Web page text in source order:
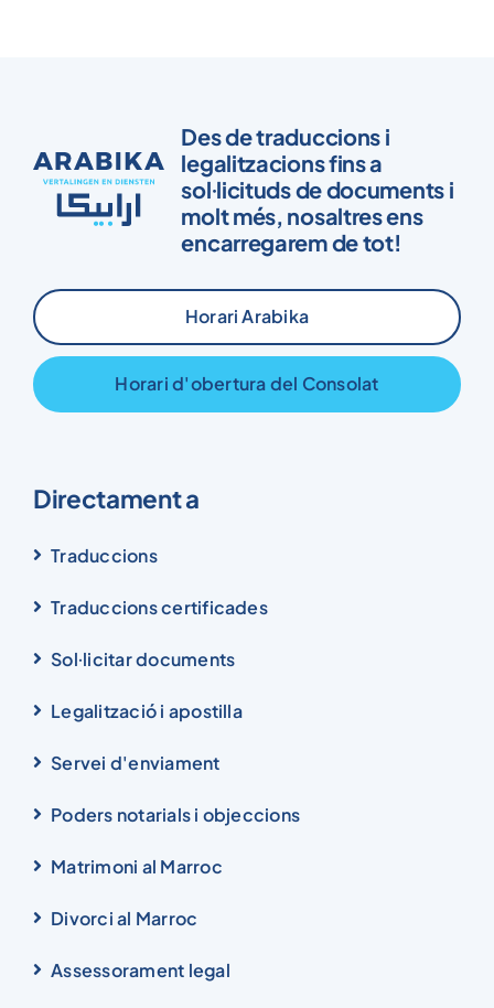
Des de traduccions i
legalitzacions fins a
sol·licituds de documents i
molt més, nosaltres ens
encarregarem de tot!
Horari Arabika
Horari d'obertura del Consolat
Directament a
Traduccions
Traduccions certificades
Sol·licitar documents
Legalització i apostilla
Servei d'enviament
Poders notarials i objeccions
Matrimoni al Marroc
Divorci al Marroc
Assessorament legal